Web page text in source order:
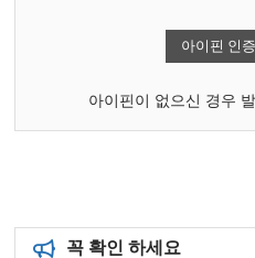
아이핀 인
아이핀이 없으신 경우
꼭 확인 하세요